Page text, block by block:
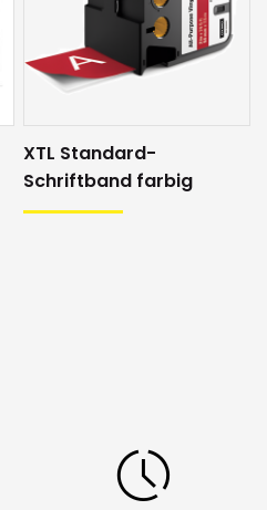
XTL Standard-
Schriftband farbig